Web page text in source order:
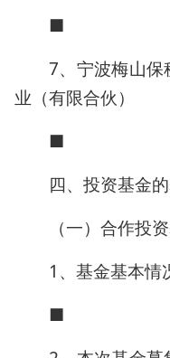
■
7、宁波梅山保
业（有限合伙）
■
四、投资基金
（一）合作投
1、基金基本情
■